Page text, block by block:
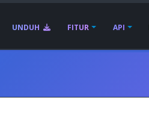
UNDUH FITUR API